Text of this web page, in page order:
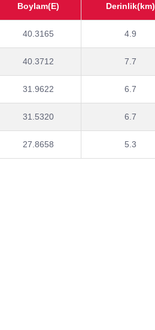
Boylam(E) Derinlik(km)
40.3165 4.9
40.3712 7.7
31.9622 6.7
31.5320 6.7
27.8658 5.3